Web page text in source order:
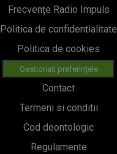
Frecvențe Radio Impuls
Politica de confidentialitate
Politica de cookies
Gestionați preferințele
Contact
Termeni si conditii
Cod deontologic
Regulamente